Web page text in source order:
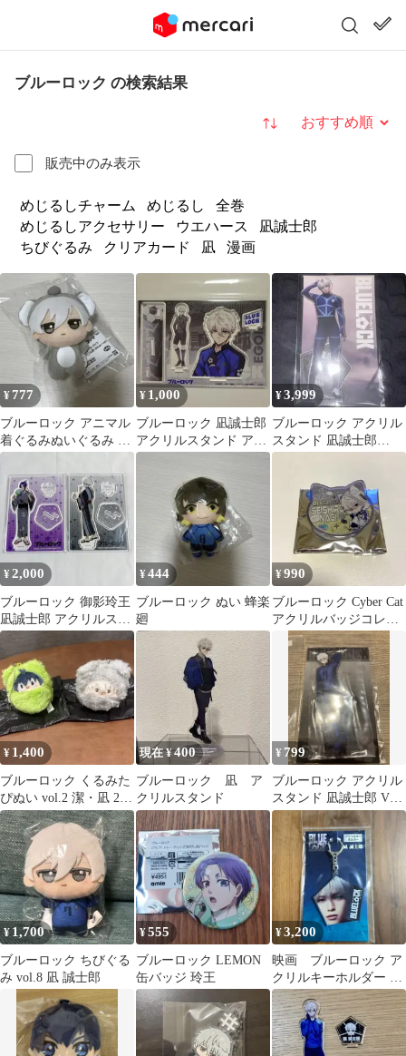
ブルーロック の検索結果
販売中のみ表示
並び替え
めじるしチャーム めじるし
全巻
めじるしアクセサリー
ウエハース
凪誠士郎
ちびぐるみ
クリアカード 凪 漫画
¥777
ブルーロック アニマル
着ぐるみぬいぐるみ 凪
誠士郎
¥ 1,000
ブルーロック 凪誠士郎
アクリルスタンド アク
スタ
¥3,999
ブルーロック アクリル
スタンド 凪誠士郎
&TEAM K
¥2,000
ブルーロック 御影玲王
凪誠士郎 アクリルスタ
ンド 縁日
¥444
ブルーロック ぬい 蜂楽
廻
¥990
ブルーロック Cyber Cat
アクリルバッジコレク
ション 凪
¥ 1,400
ブルーロック くるみた
ぴぬい vol.2 潔・凪 2点
セット
現在 ¥400
ブルーロック 凪 ア
クリルスタンド
¥ 799
ブルーロック アクリル
スタンド 凪誠士郎 VS
U-20 JAPAN
¥ 1,700
ブルーロック ちびぐる
み vol.8 凪 誠士郎
¥555
ブルーロック LEMON
缶バッジ 玲王
¥3,200
映画 ブルーロック ア
クリルキーホルダー 凪
誠士郎 &TEAM K ケ
イ